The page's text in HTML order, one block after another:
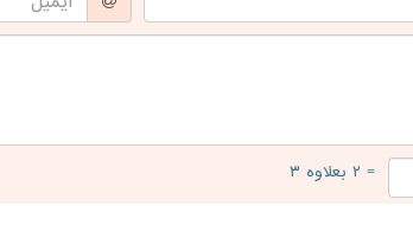
= ۲ بعلاوه ۳